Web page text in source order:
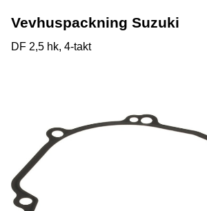
Vevhuspackning Suzuki
DF 2,5 hk, 4-takt